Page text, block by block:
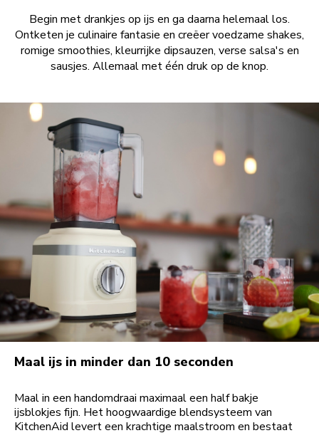
Begin met drankjes op ijs en ga daarna helemaal los.
Ontketen je culinaire fantasie en creëer voedzame shakes,
romige smoothies, kleurrijke dipsauzen, verse salsa's en
sausjes. Allemaal met één druk op de knop.
Maal ijs in minder dan 10 seconden
Maal in een handomdraai maximaal een half bakje
ijsblokjes fijn. Het hoogwaardige blendsysteem van
KitchenAid levert een krachtige maalstroom en bestaat